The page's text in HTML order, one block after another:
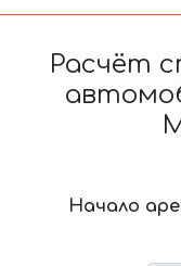
Расчёт
Начало